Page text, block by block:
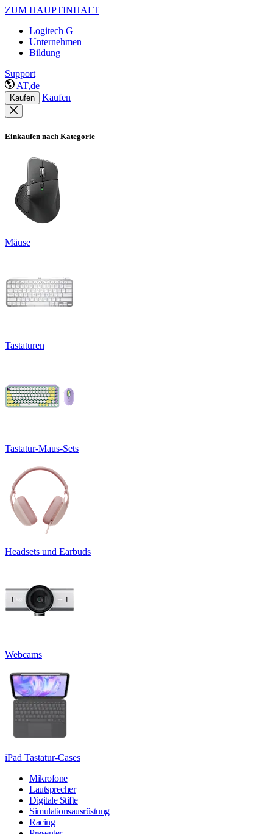
ZUM HAUPTINHALT
Logitech G
Unternehmen
Bildung
Support
AT,de
Kaufen Kaufen
Einkaufen nach Kategorie
Mäuse
Tastaturen
Tastatur-Maus-Sets
Headsets und Earbuds
Webcams
iPad Tastatur-Cases
Mikrofone
Lautsprecher
Digitale Stifte
Simulationsausrüstung
Racing